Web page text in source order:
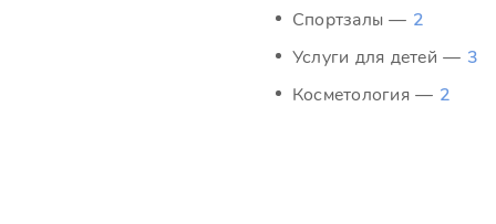
Спортзалы — 2
Услуги для детей — 3
Косметология — 2